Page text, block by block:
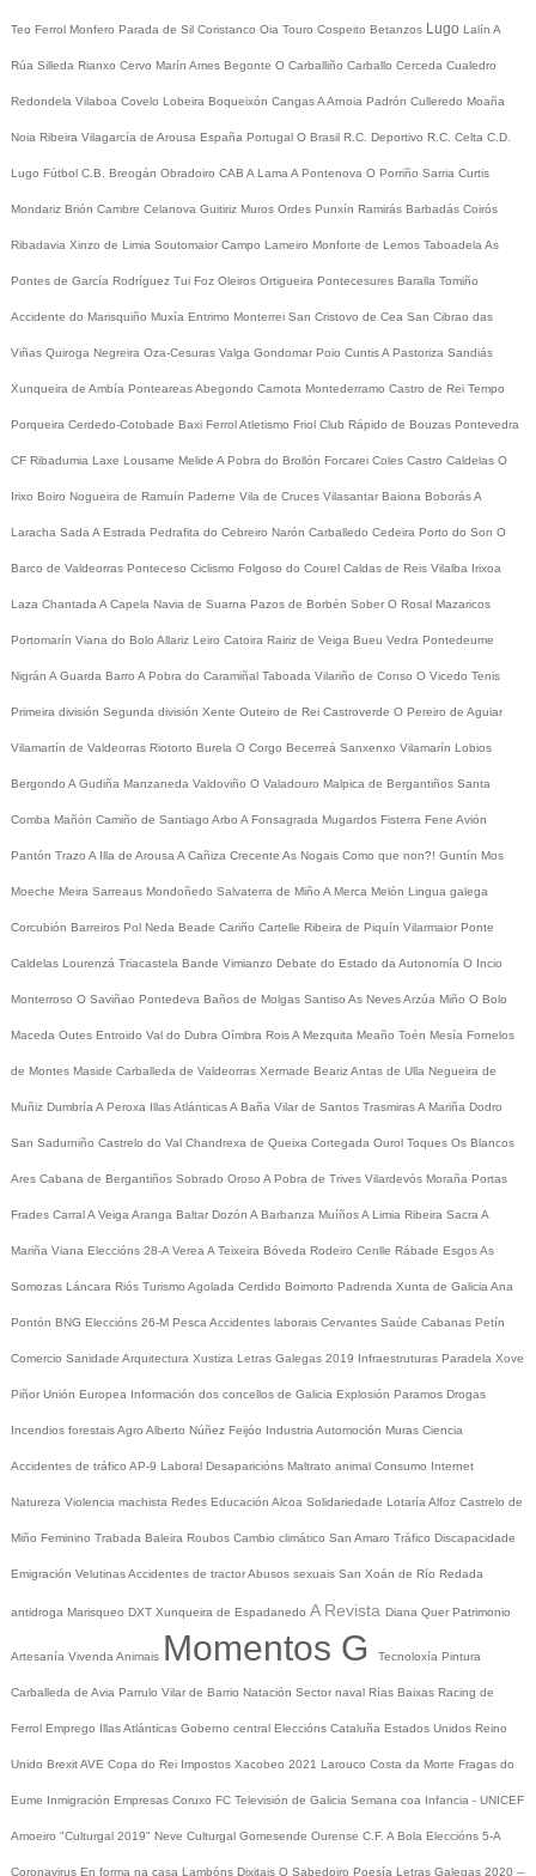
Teo Ferrol Monfero Parada de Sil Coristanco Oia Touro Cospeito Betanzos Lugo Lalín A
Rúa Silleda Rianxo Cervo Marín Ames Begonte O Carballiño Carballo Cerceda Cualedro
Redondela Vilaboa Covelo Lobeira Boqueixón CangasA Arnoia Padrón Culleredo Moaña
Noia Ribeira Vilagarcía de Arousa España Portugal O Brasil R.C. Deportivo R.C. Celta C.D.
Lugo Fútbol C.B. Breogán Obradoiro CAB A Lama A Pontenova O Porriño Sarria Curtis
Mondariz Brión Cambre Celanova Guitiriz Muros Ordes Punxín Ramirás Barbadás Coirós
Ribadavia Xinzo de Limia Soutomaior Campo Lameiro Monforte de Lemos Taboadela As
Pontes de García Rodríguez Tui Foz Oleiros Ortigueira Pontecesures Baralla Tomiño
Accidente do Marisquiño Muxía Entrimo Monterrei San Cristovo de Cea San Cibrao das
Viñas Quiroga Negreira Oza-Cesuras Valga Gondomar Poio CuntisA Pastoriza Sandiás
Xunqueira de Ambía PonteareasAbegondo Carnota Montederramo Castro de Rei Tempo
Porqueira Cerdedo-Cotobade Baxi FerrolAtletismo Friol Club Rápido de Bouzas Pontevedra
CF Ribadumia Laxe Lousame Melide A Pobra do Brollón Forcarei Coles Castro Caldelas O
Irixo Boiro Nogueira de Ramuín Paderne Vila de Cruces Vilasantar Baiona BoborásA
Laracha Sada A Estrada Pedrafita do Cebreiro Narón Carballedo Cedeira Porto do Son O
Barco de Valdeorras Ponteceso Ciclismo Folgoso do Courel Caldas de Reis Vilalba Irixoa
Laza Chantada A Capela Navia de Suarna Pazos de Borbén Sober O Rosal Mazaricos
Portomarín Viana do Bolo Allariz Leiro Catoira Rairiz de Veiga Bueu Vedra Pontedeume
Nigrán A Guarda Barro A Pobra do Caramiñal Taboada Vilariño de Conso O Vicedo Tenis
Primeira división Segunda división Xente Outeiro de Rei Castroverde O Pereiro de Aguiar
Vilamartín de Valdeorras Riotorto Burela O Corgo Becerreá Sanxenxo Vilamarín Lobios
Bergondo A Gudiña Manzaneda Valdoviño O Valadouro Malpica de Bergantiños Santa
Comba Mañón Camiño de Santiago Arbo A Fonsagrada Mugardos Fisterra Fene Avión
Pantón Trazo A Illa de Arousa A Cañiza Crecente As Nogais Como que non?! Guntín Mos
Moeche Meira Sarreaus Mondoñedo Salvaterra de Miño A Merca Melón Lingua galega
Corcubión Barreiros Pol Neda Beade Cariño Cartelle Ribeira de Piquín Vilarmaior Ponte
Caldelas Lourenzá Triacastela Bande Vimianzo Debate do Estado da Autonomía O Incio
Monterroso O Saviñao Pontedeva Baños de Molgas Santiso As NevesArzúa Miño O Bolo
Maceda Outes Entroido Val do Dubra Oímbra RoisA Mezquita Meaño Toén Mesía Fornelos
de Montes Maside Carballeda de Valdeorras Xermade BearizAntas de Ulla Negueira de
Muñiz Dumbría A Peroxa Illas AtlánticasA Baña Vilar de Santos TrasmirasA Mariña Dodro
San Sadurniño Castrelo do Val Chandrexa de Queixa Cortegada Ourol Toques Os Blancos
Ares Cabana de Bergantiños Sobrado Oroso A Pobra de Trives Vilardevós Moraña Portas
Frades CarralA Veiga Aranga Baltar Dozón A Barbanza MuíñosA Limia Ribeira Sacra A
Mariña Viana Eleccións 28-A Verea A Teixeira Bóveda Rodeiro Cenlle Rábade EsgosAs
Somozas Láncara Riós Turismo Agolada Cerdido Boimorto Padrenda Xunta de Galicia Ana
Pontón BNG Eleccións 26-M Pesca Accidentes laborais Cervantes Saúde Cabanas Petín
Comercio Sanidade Arquitectura Xustiza Letras Galegas 2019 Infraestruturas Paradela Xove
Piñor Unión Europea Información dos concellos de Galicia Explosión Paramos Drogas
Incendios forestaisAgro Alberto Núñez Feijóo Industria Automoción Muras Ciencia
Accidentes de tráfico AP-9 Laboral Desaparicións Maltrato animal Consumo Internet
Natureza Violencia machista Redes Educación Alcoa Solidariedade Lotaría Alfoz Castrelo de
Miño Feminino Trabada Baleira Roubos Cambio climático San Amaro Tráfico Discapacidade
Emigración VelutinasAccidentes de tractorAbusos sexuais San Xoán de Río Redada
antidroga Marisqueo DXT Xunqueira de Espadanedo A Revista Diana Quer Patrimonio
Artesanía Vivenda Animais Momentos G Tecnoloxía Pintura
Carballeda de Avia Parrulo Vilar de Barrio Natación Sector naval Rías Baixas Racing de
Ferrol Emprego Illas Atlánticas Goberno central Eleccións Cataluña Estados Unidos Reino
Unido BrexitAVE Copa do Rei Impostos Xacobeo 2021 Larouco Costa da Morte Fragas do
Eume Inmigración Empresas Coruxo FC Televisión de Galicia Semana coa Infancia - UNICEF
Amoeiro "Culturgal 2019" Neve Culturgal Gomesende Ourense C.F. A Bola Eleccións 5-A
Coronavirus En forma na casa Lambóns Dixitais O Sabedoiro Poesía Letras Galegas 2020 --